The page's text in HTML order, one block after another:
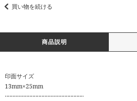
買い物を続ける
商品説明
印面サイズ
13mm×25mm
‥‥‥‥‥‥‥‥‥‥‥‥‥‥‥‥‥‥‥‥‥‥‥‥‥‥‥